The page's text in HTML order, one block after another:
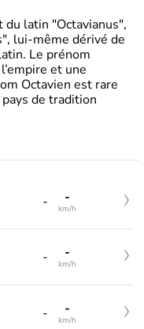
du latin "Octavianus",
lui-même dérivé de
Le prénom
et une
Octavien est rare
de tradition
- -
km/h
- -
km/h
- -
km/h